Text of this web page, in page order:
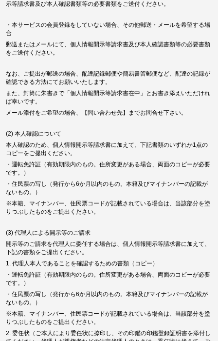
示等請求書及び本人確認書類等の必要書類をご送付ください。
・本サービスの会員登録をしていない場合、その他郵送・メールを希望する場
合
郵送またはメールにて、個人情報開示等請求書及び本人確認書類等の必要書類
をご送付ください。
なお、ご提出が郵送の場合、配達記録郵便や簡易書留郵便など、配達の記録が
確認できる方法にてお願いいたします。
また、封筒に朱書きで「個人情報開示等請求書在中」とお書き添えいただけれ
ば幸いです。
メール添付をご希望の場合、【問い合わせ先】までお問合せ下さい。
(2) 本人確認について
本人確認のため、個人情報開示等請求書に加えて、下記書類のいずれか1点の
コピーをご提出ください。
・運転免許証（有効期限内のもの。住所変更がある場合、両面のコピーが必要
です。）
・住民票の写し（発行から6か月以内のもの。本籍及びマイナンバーの記載が
ないもの。）
※本籍、マイナンバー、住民票コードが記載されている場合は、当該部分を塗
りつぶしたものをご提出ください。
(3) 代理人による開示等のご請求
開示等のご請求を代理人に委任する場合は、個人情報開示等請求書に加えて、
下記の書類をご提出ください。
1. 代理人本人であることを確認するための書類（コピー）
・運転免許証（有効期限内のもの。住所変更がある場合、両面のコピーが必要
です。）
・住民票の写し（発行から6か月以内のもの。本籍及びマイナンバーの記載が
ないもの。）
※本籍、マイナンバー、住民票コードが記載されている場合は、当該部分を塗
りつぶしたものをご提出ください。
2. 委任状（ご本人により委任状に捺印し、その印鑑の印鑑登録証明書を添付し